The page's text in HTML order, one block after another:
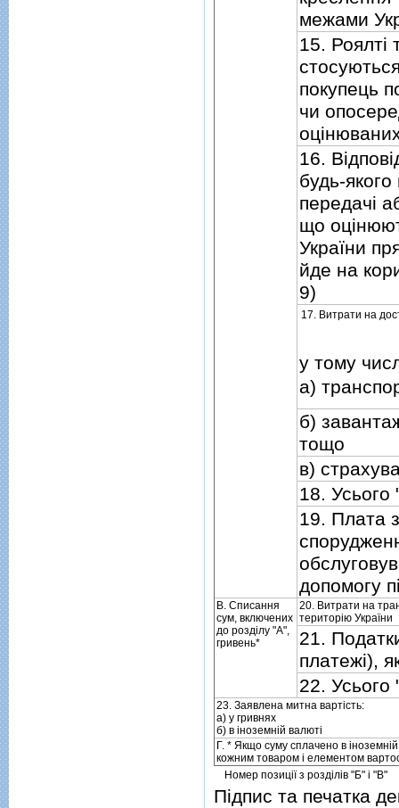
межами
15. Роялтi
покупець
чи
16.
будь-
передачi
що
України
йде на
9)
17. Витрати на
у тому
а)
б)
тощо
в)
18. Усього
19. Плата
допомогу
В. Списання
сум, включених
до роздiлу "А",
гривень*
20. Витрати на
територiю України
21.
платежi),
22. Усього
23. Заявлена митна вартiсть:
а) у гривнях
б) в iноземнiй валютi
Г. * Якщо суму сплачено в
кожним товаром i елементом
Номер позицiї з роздiлiв "Б" i "В"
Пiдпис та печатка